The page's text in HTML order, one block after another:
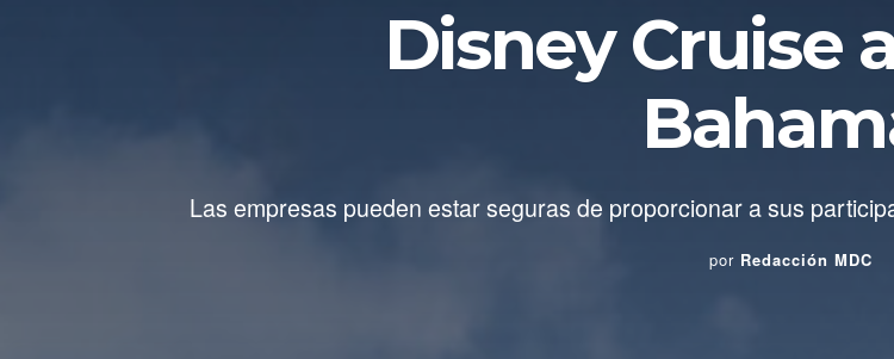
Disney Cruise
Las empresas pueden estar seguras de proporcionar a sus
por Redacción MDC